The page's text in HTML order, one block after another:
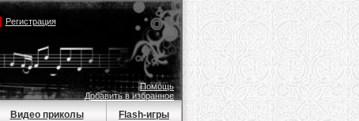
Регистрация
Помощь
Добавить в избранное
Видео приколы Flash-игры